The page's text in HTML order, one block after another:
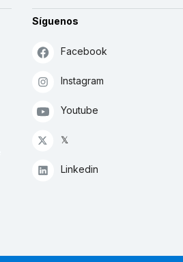
Síguenos
Facebook
Instagram
Youtube
𝕏
Linkedin